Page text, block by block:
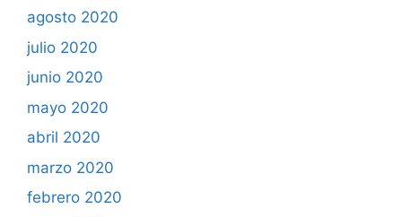
agosto 2020
julio 2020
junio 2020
mayo 2020
abril 2020
marzo 2020
febrero 2020